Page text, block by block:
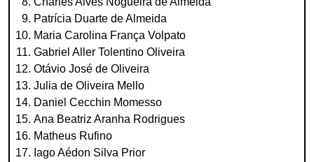
Patrícia Duarte de Almeida
Maria Carolina França Volpato
Gabriel Aller Tolentino Oliveira
Otávio José de Oliveira
Julia de Oliveira Mello
Daniel Cecchin Momesso
Ana Beatriz Aranha Rodrigues
Matheus Rufino
Iago Aédon Silva Prior